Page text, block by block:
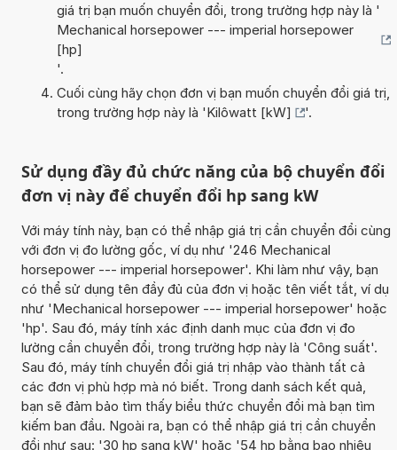
giá trị bạn muốn chuyển đổi, trong trường hợp này là '
Mechanical horsepower --- imperial horsepower
[hp]
'.
Cuối cùng hãy chọn đơn vị bạn muốn chuyển đổi giá trị,
trong trường hợp này là 'Kilôwatt [kW] '.
Sử dụng đầy đủ chức năng của bộ chuyển đổi
đơn vị này để chuyển đổi hp sang kW
Với máy tính này, bạn có thể nhập giá trị cần chuyển đổi cùng
với đơn vị đo lường gốc, ví dụ như '246 Mechanical
horsepower --- imperial horsepower'. Khi làm như vậy, bạn
có thể sử dụng tên đầy đủ của đơn vị hoặc tên viết tắt, ví dụ
như 'Mechanical horsepower --- imperial horsepower' hoặc
'hp'. Sau đó, máy tính xác định danh mục của đơn vị đo
lường cần chuyển đổi, trong trường hợp này là 'Công suất'.
Sau đó, máy tính chuyển đổi giá trị nhập vào thành tất cả
các đơn vị phù hợp mà nó biết. Trong danh sách kết quả,
bạn sẽ đảm bảo tìm thấy biểu thức chuyển đổi mà bạn tìm
kiếm ban đầu. Ngoài ra, bạn có thể nhập giá trị cần chuyển
đổi như sau: '30 hp sang kW' hoặc '54 hp bằng bao nhiêu